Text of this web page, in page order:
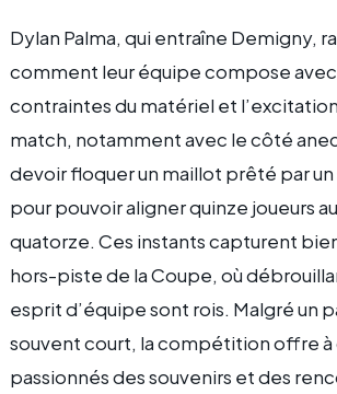
Dylan Palma, qui entraîne Demigny,
comment leur équipe compose
contraintes du matériel et
match, notamment avec le côté
devoir floquer un maillot prêté par
pour pouvoir aligner quinze joueurs
quatorze. Ces instants capturent
hors-piste de la Coupe, où
esprit d’équipe sont rois. Malgré un
souvent court, la compétition offre à
passionnés des souvenirs et des